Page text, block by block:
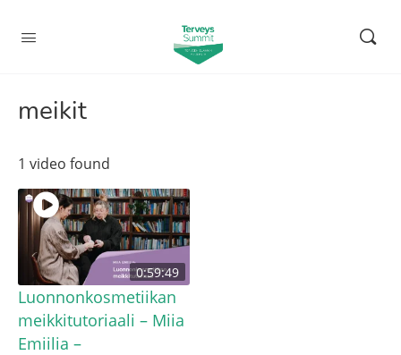
meikit
1 video found
0:59:49
Luonnonkosmetiikan
meikkitutoriaali – Miia
Emiilia –